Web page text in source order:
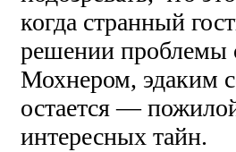
когда странный
решении
Мохнером, эдаким
остается —
интересных тайн.